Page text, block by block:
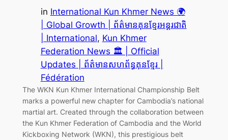
in International Kun Khmer News 🌍
| Global Growth | ព័ត៌មានគុនខ្មែរអន្តរជាតិ
| International, Kun Khmer
Federation News 🏛️ | Official
Updates | ព័ត៌មានសហព័ន្ធគុនខ្មែរ |
Fédération
The WKN Kun Khmer International Championship Belt
marks a powerful new chapter for Cambodia’s national
martial art. Created through the collaboration between
the Kun Khmer Federation of Cambodia and the World
Kickboxing Network (WKN), this prestigious belt